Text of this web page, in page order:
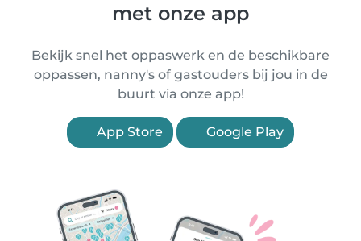
met onze app
Bekijk snel het oppaswerk en de beschikbare
oppassen, nanny's of gastouders bij jou in de
buurt via onze app!
App Store Google Play